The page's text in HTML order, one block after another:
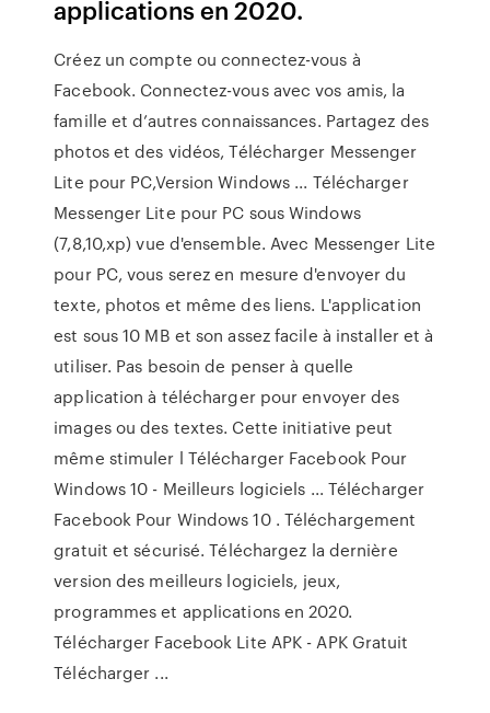
applications en 2020.
Créez un compte ou connectez-vous à
Facebook. Connectez-vous avec vos amis, la
famille et d’autres connaissances. Partagez des
photos et des vidéos, Télécharger Messenger
Lite pour PC,Version Windows ... Télécharger
Messenger Lite pour PC sous Windows
(7,8,10,xp) vue d'ensemble. Avec Messenger Lite
pour PC, vous serez en mesure d'envoyer du
texte, photos et même des liens. L'application
est sous 10 MB et son assez facile à installer et à
utiliser. Pas besoin de penser à quelle
application à télécharger pour envoyer des
images ou des textes. Cette initiative peut
même stimuler l Télécharger Facebook Pour
Windows 10 - Meilleurs logiciels ... Télécharger
Facebook Pour Windows 10 . Téléchargement
gratuit et sécurisé. Téléchargez la dernière
version des meilleurs logiciels, jeux,
programmes et applications en 2020.
Télécharger Facebook Lite APK - APK Gratuit
Télécharger ...